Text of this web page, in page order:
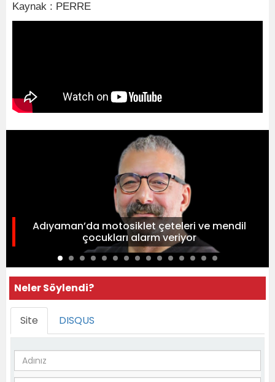
Kaynak : PERRE
Adıyaman’da motosiklet çeteleri ve mendil
çocukları alarm veriyor
Neler Söylendi?
Site DISQUS